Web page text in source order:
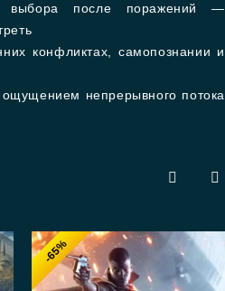
выбора после поражений —
конфликтах, самопознании и
непрерывного потока
-65%